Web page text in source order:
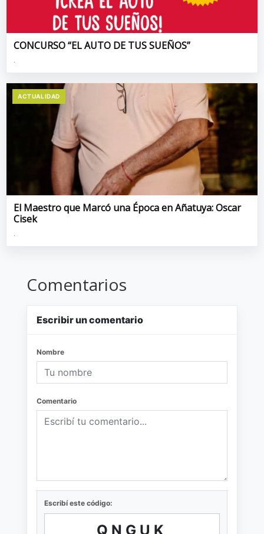
CONCURSO “EL AUTO DE TUS SUEÑOS”
.
ACTUALIDAD
El Maestro que Marcó una Época en Añatuya: Oscar
Cisek
.
Comentarios
Escribir un comentario
Nombre
Comentario
Escribí este código:
QNGUK